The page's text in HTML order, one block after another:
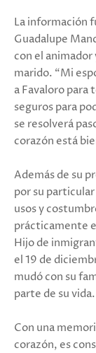
La información
Guadalupe
con el animador
marido. “Mi
a Favaloro para
seguros para
se resolverá
corazón está
Además de su
por su
usos y
prácticamente
Hijo de
el 19 de
mudó con su
parte de su vida.
Con una
corazón, es